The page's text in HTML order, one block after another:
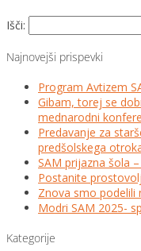
Išči:
Najnovejši prispevki
Program Avtizem
Gibam, torej se
mednarodni
Predavanje za
predšolskega
SAM prijazna šola
Postanite
Znova smo podelili
Modri SAM 2025-
Kategorije